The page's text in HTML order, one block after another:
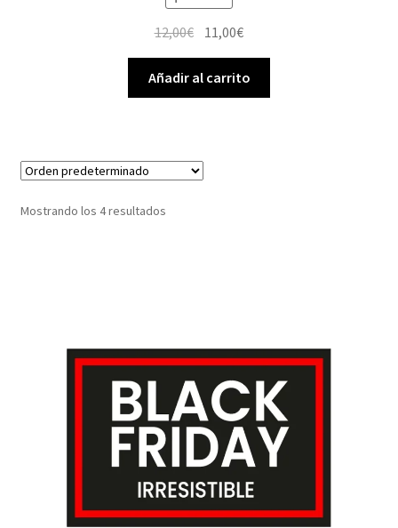
12,00€ El
original
era:
11,00€El
actual
es:
Añadir al carrito
Mostrando los 4 resultados